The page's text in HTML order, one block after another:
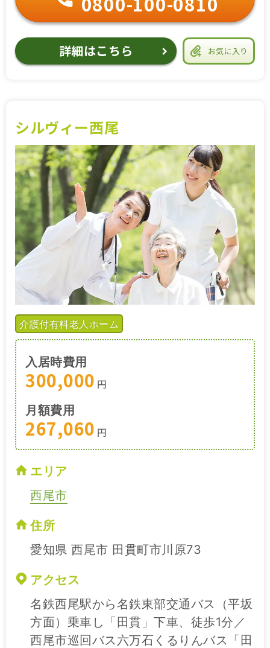
お気に入り
詳細はこちら
シルヴィー西尾
介護付有料老人ホーム
入居時費用
300,000 円
月額費用
267,060 円
エリア
西尾市
住所
愛知県 西尾市 田貫町市川原73
アクセス
名鉄西尾駅から名鉄東部交通バス（平坂
方面）乗車し「田貫」下車、徒歩1分／
西尾市巡回バス六万石くるりんバス「田